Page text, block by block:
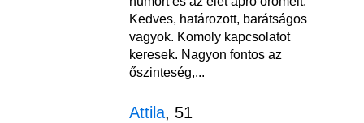
Kedves, határozott, barátságos
vagyok. Komoly kapcsolatot
keresek. Nagyon fontos az
őszinteség,...
Attila, 51